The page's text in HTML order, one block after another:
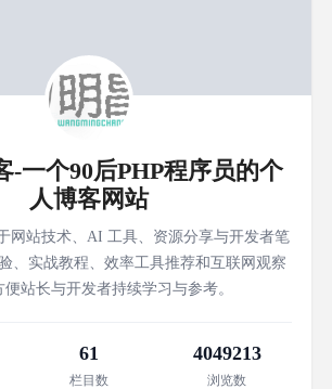
-一个90后PHP程序员的个
人博客网站
网站技术、AI 工具、资源分享与开发者笔
、实战教程、效率工具推荐和互联网观察
便站长与开发者持续学习与参考。
61
栏目数
4049213
浏览数